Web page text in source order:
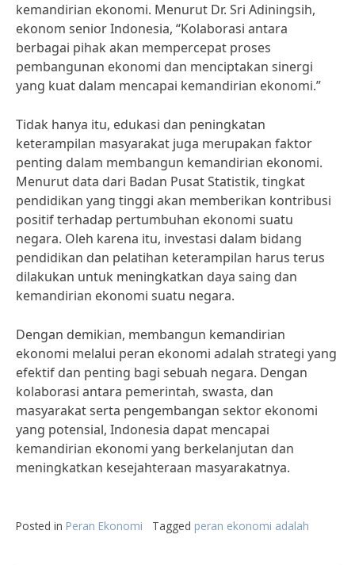
kemandirian ekonomi. Menurut Dr. Sri Adiningsih,
ekonom senior Indonesia, “Kolaborasi antara
berbagai pihak akan mempercepat proses
pembangunan ekonomi dan menciptakan sinergi
yang kuat dalam mencapai kemandirian ekonomi.”
Tidak hanya itu, edukasi dan peningkatan
keterampilan masyarakat juga merupakan faktor
penting dalam membangun kemandirian ekonomi.
Menurut data dari Badan Pusat Statistik, tingkat
pendidikan yang tinggi akan memberikan kontribusi
positif terhadap pertumbuhan ekonomi suatu
negara. Oleh karena itu, investasi dalam bidang
pendidikan dan pelatihan keterampilan harus terus
dilakukan untuk meningkatkan daya saing dan
kemandirian ekonomi suatu negara.
Dengan demikian, membangun kemandirian
ekonomi melalui peran ekonomi adalah strategi yang
efektif dan penting bagi sebuah negara. Dengan
kolaborasi antara pemerintah, swasta, dan
masyarakat serta pengembangan sektor ekonomi
yang potensial, Indonesia dapat mencapai
kemandirian ekonomi yang berkelanjutan dan
meningkatkan kesejahteraan masyarakatnya.
Posted in Peran Ekonomi Tagged peran ekonomi adalah